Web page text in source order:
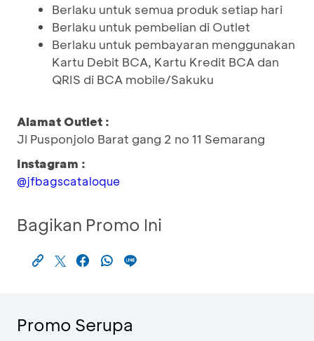
Berlaku untuk semua produk setiap hari
Berlaku untuk pembelian di Outlet
Berlaku untuk pembayaran menggunakan
Kartu Debit BCA, Kartu Kredit BCA dan
QRIS di BCA mobile/Sakuku
Alamat Outlet :
Jl Pusponjolo Barat gang 2 no 11 Semarang
Instagram :
@jfbagscataloque
Bagikan Promo Ini
Promo Serupa